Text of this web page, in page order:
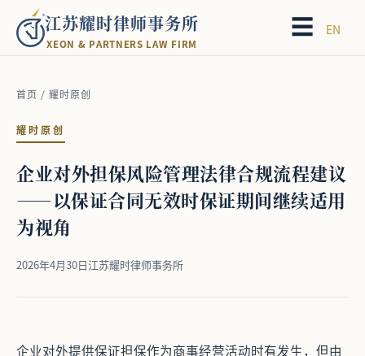
江苏耀时律师事务所
XEON & PARTNERS LAW FIRM
☰ EN
首页 / 耀时原创
耀时原创
企业对外担保风险管理法律合规流程建议
——以保证合同无效时保证期间继续适用
为视角
2026年4月30日江苏耀时律师事务所
企业对外提供保证担保作为商事经营活动时有发生，但由